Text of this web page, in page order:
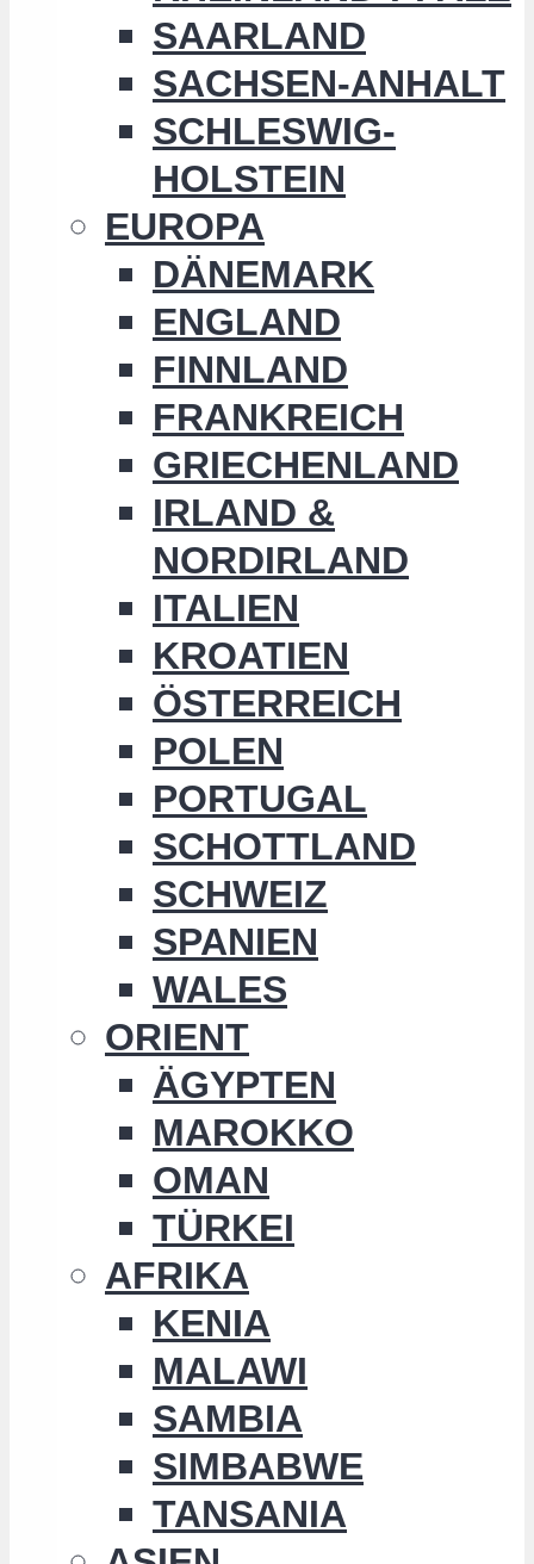
SAARLAND
SACHSEN-ANHALT
SCHLESWIG-
HOLSTEIN
EUROPA
DÄNEMARK
ENGLAND
FINNLAND
FRANKREICH
GRIECHENLAND
IRLAND &
NORDIRLAND
ITALIEN
KROATIEN
ÖSTERREICH
POLEN
PORTUGAL
SCHOTTLAND
SCHWEIZ
SPANIEN
WALES
ORIENT
ÄGYPTEN
MAROKKO
OMAN
TÜRKEI
AFRIKA
KENIA
MALAWI
SAMBIA
SIMBABWE
TANSANIA